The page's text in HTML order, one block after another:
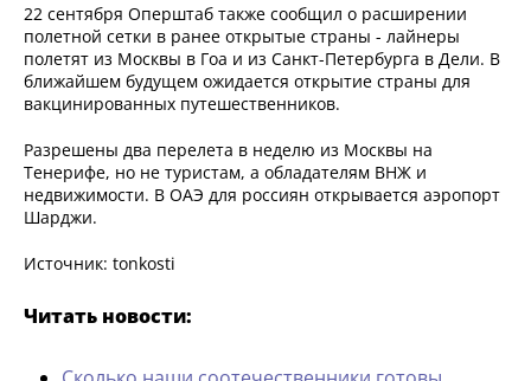
22 сентября Оперштаб также сообщил о расширении
полетной сетки в ранее открытые страны - лайнеры
полетят из Москвы в Гоа и из Санкт-Петербурга в Дели. В
ближайшем будущем ожидается открытие страны для
вакцинированных путешественников.
Разрешены два перелета в неделю из Москвы на
Тенерифе, но не туристам, а обладателям ВНЖ и
недвижимости. В ОАЭ для россиян открывается аэропорт
Шарджи.
Источник: tonkosti
Читать новости: